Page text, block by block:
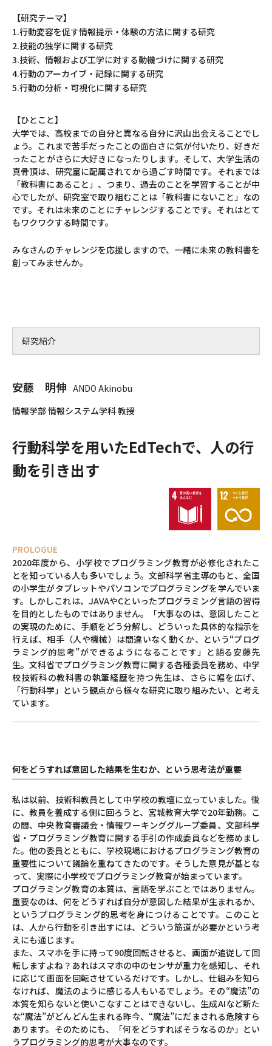
【研究テーマ】
1.行動変容を促す情報提示・体験の方法に関する研究
2.技能の独学に関する研究
3.技術、情報および工学に対する動機づけに関する研究
4.行動のアーカイブ・記録に関する研究
5.行動の分析・可視化に関する研究
【ひとこと】
大学では、高校までの自分と異なる自分に沢山出会えることでし
ょう。これまで苦手だったことの面白さに気が付いたり、好きだ
ったことがさらに大好きになったりします。そして、大学生活の
真骨頂は、研究室に配属されてから過ごす時間です。それまでは
「教科書にあること」、つまり、過去のことを学習することが中
心でしたが、研究室で取り組むことは「教科書にないこと」なの
です。それは未来のことにチャレンジすることです。それはとて
もワクワクする時間です。
みなさんのチャレンジを応援しますので、一緒に未来の教科書を
創ってみませんか。
研究紹介
安藤 明伸 ANDO Akinobu
情報学部 情報システム学科 教授
行動科学を用いたEdTechで、人の行
動を引き出す
PROLOGUE
2020年度から、小学校でプログラミング教育が必修化されたこ
とを知っている人も多いでしょう。文部科学省主導のもと、全国
の小学生がタブレットやパソコンでプログラミングを学んでいま
す。しかしこれは、JAVAやCといったプログラミング言語の習得
を目的としたものではありません。「大事なのは、意図したこと
の実現のために、手順をどう分解し、どういった具体的な指示を
行えば、相手（人や機械）は間違いなく動くか、という“プログ
ラミング的思考”ができるようになることです」と語る安藤先
生。文科省でプログラミング教育に関する各種委員を務め、中学
校技術科の教科書の執筆経歴を持つ先生は、さらに幅を広げ、
「行動科学」という観点から様々な研究に取り組みたい、と考え
ています。
何をどうすれば意図した結果を生むか、という思考法が重要
私は以前、技術科教員として中学校の教壇に立っていました。後
に、教員を養成する側に回ろうと、宮城教育大学で20年勤務。こ
の間、中央教育審議会・情報ワーキンググループ委員、文部科学
省・プログラミング教育に関する手引の作成委員などを務めまし
た。他の委員とともに、学校現場におけるプログラミング教育の
重要性について議論を重ねてきたのです。そうした意見が基とな
って、実際に小学校でプログラミング教育が始まっています。
プログラミング教育の本質は、言語を学ぶことではありません。
重要なのは、何をどうすれば自分が意図した結果が生まれるか、
というプログラミング的思考を身につけることです。このこと
は、人から行動を引き出すには、どういう筋道が必要かという考
えにも通じます。
また、スマホを手に持って90度回転させると、画面が追従して回
転しますよね？あれはスマホの中のセンサが重力を感知し、それ
に応じて画面を回転させているだけです。しかし、仕組みを知ら
なければ、魔法のように感じる人もいるでしょう。その“魔法”の
本質を知らないと使いこなすことはできないし、生成AIなど新た
な“魔法”がどんどん生まれる昨今、“魔法”にだまされる危険すら
あります。そのためにも、「何をどうすればそうなるのか」とい
うプログラミング的思考が大事なのです。